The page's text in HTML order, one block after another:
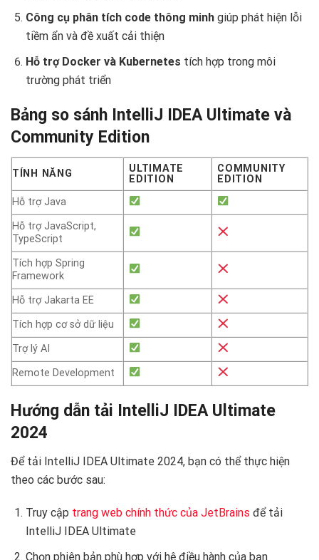
Công cụ phân tích code thông minhgiúp phát hiện lỗi
tiềm ẩn và đề xuất cải thiện
Hỗ trợ Docker và Kubernetes tích hợp trong môi
trường phát triển
Bảng so sánh IntelliJ IDEA Ultimate và
Community Edition
TÍNH NĂNG
ULTIMATE
EDITION
COMMUNITY
EDITION
Hỗ trợ Java
Hỗ trợ JavaScript,
TypeScript
Tích hợp Spring
Framework
Hỗ trợ Jakarta EE
Tích hợp cơ sở dữ liệu
Trợ lý AI
Remote Development
Hướng dẫn tải IntelliJ IDEA Ultimate
2024
Để tải IntelliJ IDEA Ultimate 2024, bạn có thể thực hiện
theo các bước sau:
Truy cập trang web chính thức của JetBrains để tải
IntelliJ IDEA Ultimate
Chọn phiên bản phù hợp với hệ điều hành của bạn